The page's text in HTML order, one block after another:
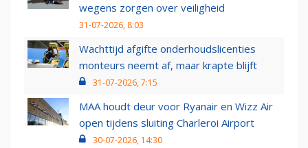
wegens zorgen over veiligheid
31-07-2026, 8:03
Wachttijd afgifte onderhoudslicenties
monteurs neemt af, maar krapte blijft
31-07-2026, 7:15
MAA houdt deur voor Ryanair en Wizz Air
open tijdens sluiting Charleroi Airport
30-07-2026, 14:30